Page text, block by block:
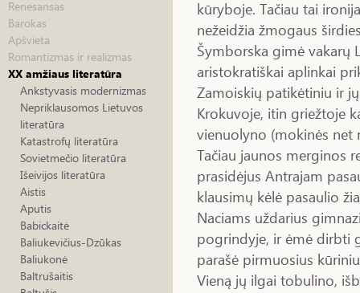
Renesansas
Barokas
Apšvieta
Romantizmas ir realizmas
XX amžiaus literatūra
Ankstyvasis modernizmas
Nepriklausomos Lietuvos
literatūra
Katastrofų literatūra
Sovietmečio literatūra
Išeivijos literatūra
Aistis
Aputis
Babickaitė
Baliukevičius-Dzūkas
Baliukonė
Baltrušaitis
kūryboje. Tačiau tai
nežeidžia žmogaus
Šymborska gimė vakarų
aristokratiškai aplinkai
Zamoiskių patikėtiniu ir
Krokuvoje, itin griežtoje
vienuolyno (mokinės net
Tačiau jaunos merginos
prasidėjus Antrajam
klausimų kėlė pasaulio
Naciams uždarius
pogrindyje, ir ėmė dirbti
parašė pirmuosius
Vieną jų ilgai tobulino,